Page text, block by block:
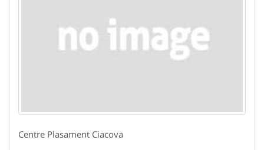
Centre Plasament Ciacova